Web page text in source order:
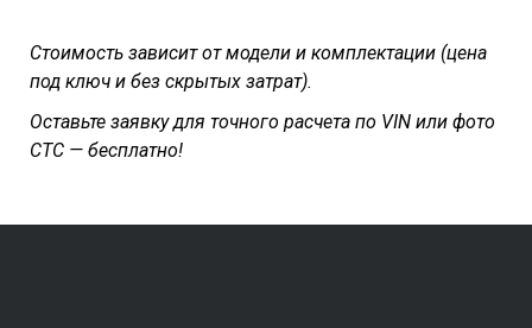
Стоимость зависит от модели и комплектации (цена
под ключ и без скрытых затрат).
Оставьте заявку для точного расчета по VIN или фото
СТС — бесплатно!